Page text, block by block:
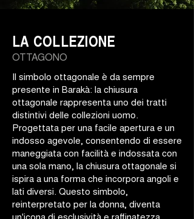
LA COLLEZIONE
OTTAGONO
Il simbolo ottagonale è da sempre
presente in Barakà: la chiusura
ottagonale rappresenta uno dei tratti
distintivi delle collezioni uomo.
Progettata per una facile apertura e un
indosso agevole, consentendo di essere
maneggiata con facilità e indossata con
una sola mano, la chiusura ottagonale si
ispira a una forma che incorpora angoli e
lati diversi. Questo simbolo,
reinterpretato per la donna, diventa
un'icona di esclusività e raffinatezza,